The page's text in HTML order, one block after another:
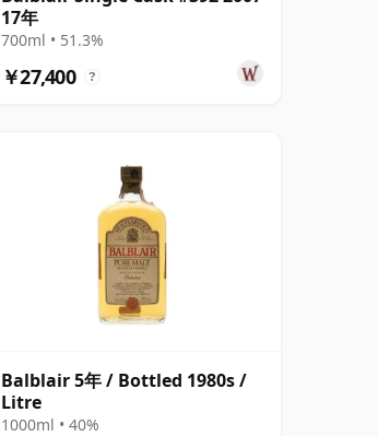
17年
700ml • 51.3%
￥27,400 ?
Balblair 5年 / Bottled 1980s /
Litre
1000ml • 40%